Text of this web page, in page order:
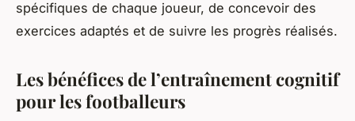
spécifiques de chaque joueur, de concevoir des
exercices adaptés et de suivre les progrès réalisés.
Les bénéfices de l’entraînement cognitif
pour les footballeurs